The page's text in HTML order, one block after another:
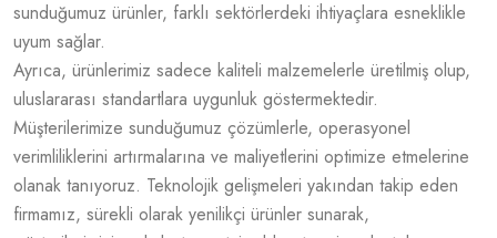
sunduğumuz ürünler, farklı sektörlerdeki ihtiyaçlara esneklikle
uyum sağlar.
Ayrıca, ürünlerimiz sadece kaliteli malzemelerle üretilmiş olup,
uluslararası standartlara uygunluk göstermektedir.
Müşterilerimize sunduğumuz çözümlerle, operasyonel
verimliliklerini artırmalarına ve maliyetlerini optimize etmelerine
olanak tanıyoruz. Teknolojik gelişmeleri yakından takip eden
firmamız, sürekli olarak yenilikçi ürünler sunarak,